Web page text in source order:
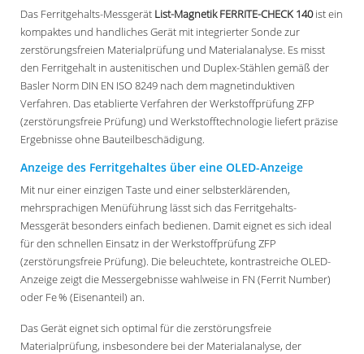
Das Ferritgehalts-Messgerät List-Magnetik FERRITE-CHECK 140ist ein
kompaktes und handliches Gerät mit integrierter Sonde zur
zerstörungsfreien Materialprüfung und Materialanalyse. Es misst
den Ferritgehalt in austenitischen und Duplex-Stählen gemäß der
Basler Norm DIN EN ISO 8249 nach dem magnetinduktiven
Verfahren. Das etablierte Verfahren der Werkstoffprüfung ZFP
(zerstörungsfreie Prüfung) und Werkstofftechnologie liefert präzise
Ergebnisse ohne Bauteilbeschädigung.
Anzeige des Ferritgehaltes über eine OLED-Anzeige
Mit nur einer einzigen Taste und einer selbsterklärenden,
mehrsprachigen Menüführung lässt sich das Ferritgehalts-
Messgerät besonders einfach bedienen. Damit eignet es sich ideal
für den schnellen Einsatz in der Werkstoffprüfung ZFP
(zerstörungsfreie Prüfung). Die beleuchtete, kontrastreiche OLED-
Anzeige zeigt die Messergebnisse wahlweise in FN (Ferrit Number)
oder Fe % (Eisenanteil) an.
Das Gerät eignet sich optimal für die zerstörungsfreie
Materialprüfung, insbesondere bei der Materialanalyse, der